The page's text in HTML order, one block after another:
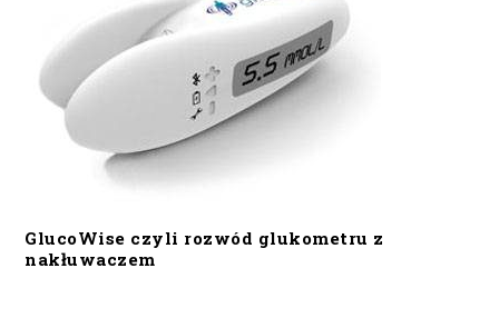
GlucoWise czyli rozwód glukometru z
nakłuwaczem